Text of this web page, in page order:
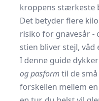
kroppens stærkeste
Det betyder flere
risiko for gnavesår
stien bliver stejl, våd
I denne guide
og pasform til de
forskellen mellem